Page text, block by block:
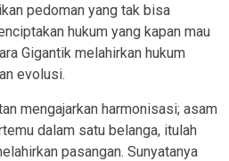
pedoman yang tak bisa
hukum yang kapan mau
Gigantik melahirkan hukum
evolusi.
mengajarkan harmonisasi; asam
dalam satu belanga, itulah
pasangan. Sunyatanya